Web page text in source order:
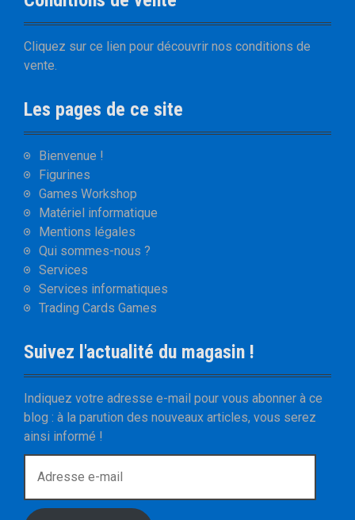
Cliquez sur ce lien pour découvrir nos conditions de
vente.
Les pages de ce site
Bienvenue !
Figurines
Games Workshop
Matériel informatique
Mentions légales
Qui sommes-nous ?
Services
Services informatiques
Trading Cards Games
Suivez l'actualité du magasin !
Indiquez votre adresse e-mail pour vous abonner à ce
blog : à la parution des nouveaux articles, vous serez
ainsi informé !
r